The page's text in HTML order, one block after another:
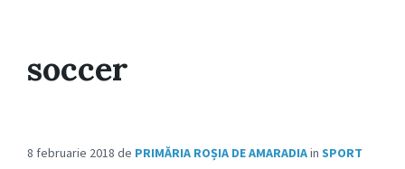
soccer
8 februarie 2018 de PRIMĂRIA ROȘIA DE AMARADIAin SPORT